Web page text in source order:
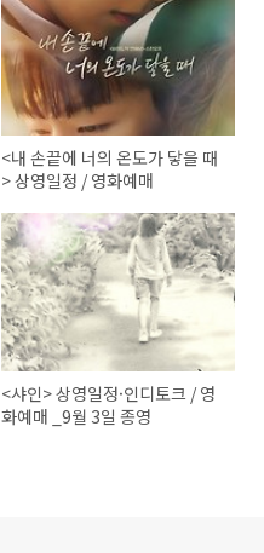
<내 손끝에 너의 온도가 닿을 때
> 상영일정 / 영화예매
<샤인> 상영일정·인디토크 / 영
화예매 _9월 3일 종영